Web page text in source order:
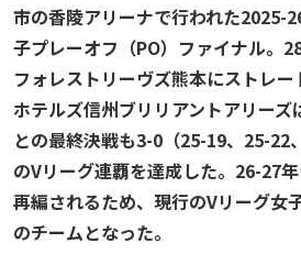
市の香陵アリーナで行われた2025-
子プレーオフ（PO）ファイナル。
フォレストリーヴズ熊本にストレ
ホテルズ信州ブリリアントアリー
との最終決戦も3-0（25-19、25-22
のVリーグ連覇を達成した。26-27
再編されるため、現行のVリーグ女
のチームとなった。